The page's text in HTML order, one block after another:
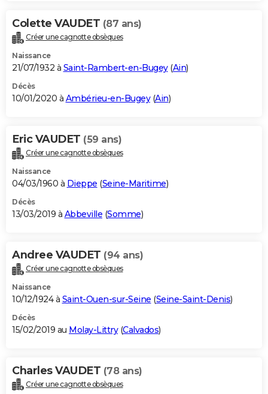
Colette VAUDET (87 ans)
Créer une cagnotte obsèques
Naissance
21/07/1932 à Saint-Rambert-en-Bugey(Ain)
Décès
10/01/2020 à Ambérieu-en-Bugey(Ain)
Eric VAUDET (59 ans)
Créer une cagnotte obsèques
Naissance
04/03/1960 à Dieppe (Seine-Maritime)
Décès
13/03/2019 à Abbeville (Somme)
Andree VAUDET (94 ans)
Créer une cagnotte obsèques
Naissance
10/12/1924 à Saint-Ouen-sur-Seine (Seine-Saint-Denis)
Décès
15/02/2019 au Molay-Littry(Calvados)
Charles VAUDET (78 ans)
Créer une cagnotte obsèques